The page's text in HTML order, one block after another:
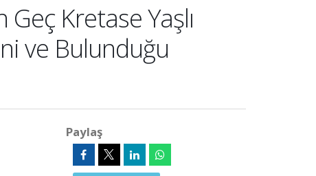
Kretase Yaşlı
ve Bulunduğu
Paylaş